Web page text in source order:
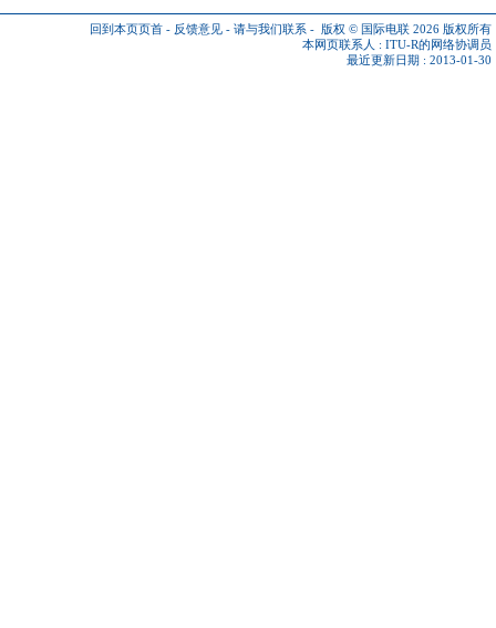
回到本页页首 - 反馈意见 - 请与我们联系 - 版权 © 国际电联 2026 版权所有
本网页联系人 : ITU-R的网络协调员
最近更新日期 : 2013-01-30